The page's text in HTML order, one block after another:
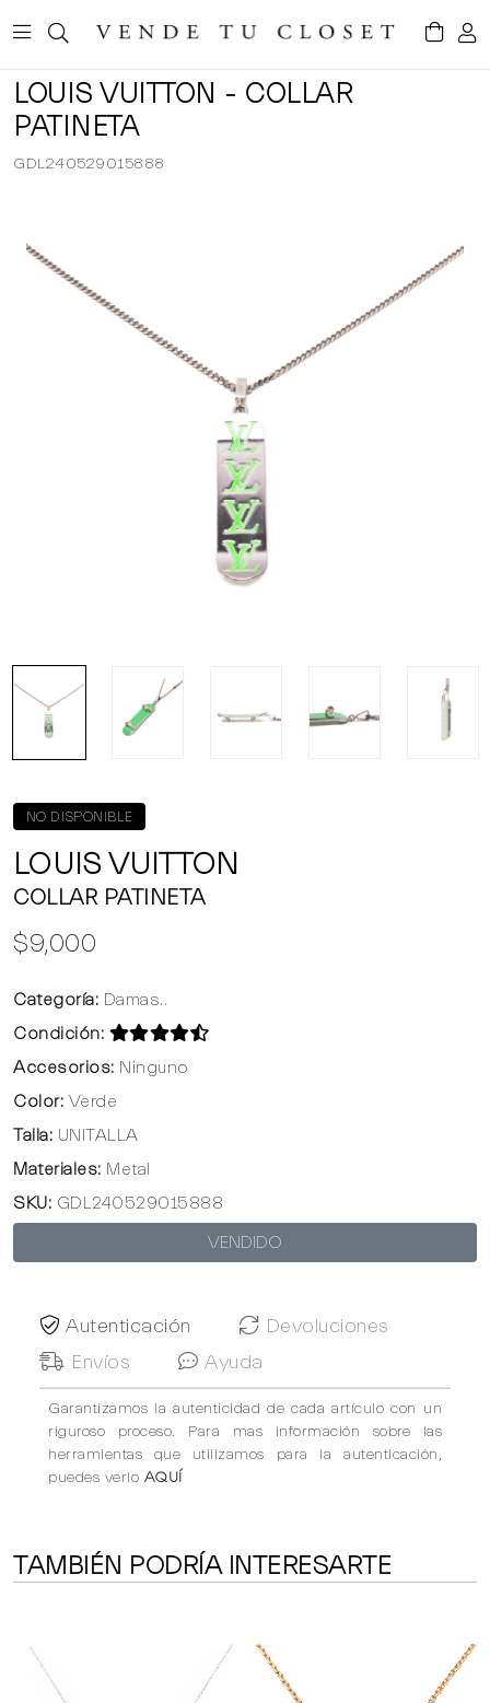
LOUIS VUITTON - COLLAR
PATINETA
GDL240529015888
NO DISPONIBLE
LOUIS VUITTON
COLLAR PATINETA
$9,000
Categoría: Damas..
Condición:
Accesorios: Ninguno
Color: Verde
Talla: UNITALLA
Materiales: Metal
SKU: GDL240529015888
VENDIDO
Autenticación
Devoluciones
Envíos
Ayuda
Garantizamos la autenticidad de cada artículo con un
riguroso proceso. Para mas información sobre las
herramientas que utilizamos para la autenticación,
puedes verlo AQUÍ
TAMBIÉN PODRÍA INTERESARTE